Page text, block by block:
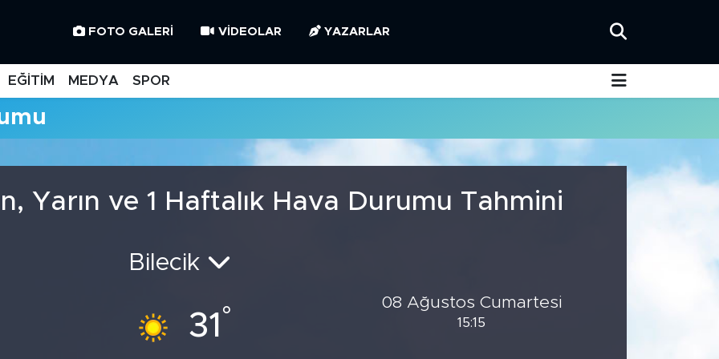
FOTO GALERI VIDEOLAR YAZARLAR
EĞİTİM MEDYA SPOR
Yarın ve 1 Haftalık Hava Durumu Tahmini
Bilecik
31 °
08 Ağustos Cumartesi
15:15